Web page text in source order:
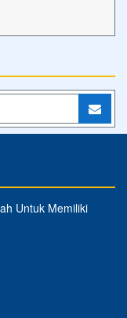
Untuk Memiliki